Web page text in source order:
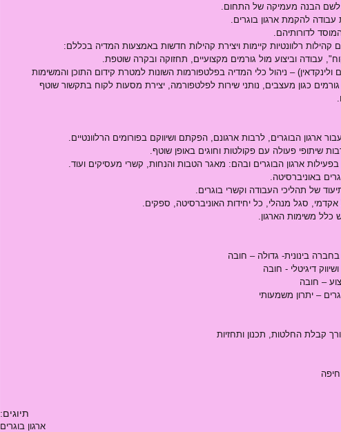
לשם הבנה מעמיקה של התחום.
עבודה להקמת ארגון בוגרים.
לדורותיהם.
קהילות רלוונטיות קיימות ויצירת קהילות חדשות באמצעות המדיה בכללם:
עבודה וביצוע מול גורמים מקצועיים, תחזוקה ובקרה שוטפת.
– ניהול כלי המדיה בפלטפורמות השונות למטרת קידום התוכן והמשימות
כגון מעצבים, נותני שירות לפלטפורמה, יצירת מסעות לקוח בתקשור שוטף
עבור ארגון הבוגרים, לרבות ארגונם, הפקתם ושיווקם בפורומים הרלוונטיים.
שיתופי פעולה עם פקולטות וחוגים באופן שוטף.
בפעילות ארגון הבוגרים ובהם: מאגר הטבות והנחות, קשרי מעסיקים ועוד.
באוניברסיטה.
של תהליכי העבודה וקשרי בוגרים.
אקדמי, סגל מנהלי, כל יחידות האוניברסיטה, ספקים.
כלל משימות הארגון.
דיגיטלי - חובה
– חובה
– יתרון משמעותי
קבלת החלטות, תכנון ותחזיות
תיוגים:
ארגון בוגרים